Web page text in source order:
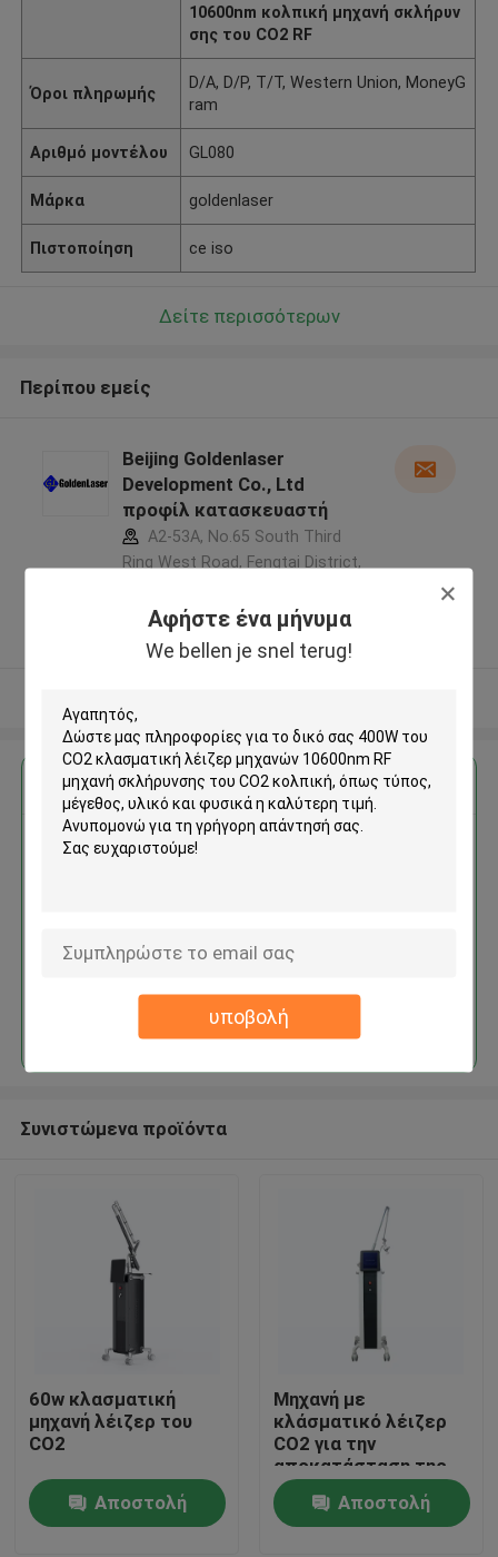
Αφήστε ένα μήνυμα
We bellen je snel terug!
υποβολή
Σπίτι
Προϊόντα
10600nm κολπική μηχανή σκλήρυν
σης του CO2 RF
Όροι πληρωμής
D/A, D/P, T/T, Western Union, MoneyG
ram
Αριθμό μοντέλου GL080
Μάρκα goldenlaser
Πιστοποίηση ce iso
Δείτε περισσότερων
Περίπου εμείς
Beijing Goldenlaser
Development Co., Ltd
προφίλ κατασκευαστή
A2-53A, No.65 South Third
Ring West Road, Fengtai District,
5.0
Ελεγχμένος προμηθευτής
Αποκτήστε την καλύτερη τιμή για
400W του CO2 κλασματική
Να συνεχίσει
Συνιστώμενα προϊόντα
60w κλασματική
μηχανή λέιζερ του
CO2
Αποστολή
Μηχανή με
κλάσματικό λέιζερ
CO2 για την
αποκατάσταση της
επιφάνειας του
δέρματοςΑποστολή